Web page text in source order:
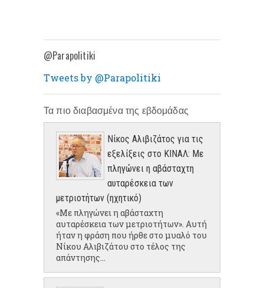
@Parapolitiki
Tweets by @Parapolitiki
Τα πιο διαβασμένα της εβδομάδας
Νίκος Αλιβιζάτος για τις
εξελίξεις στο ΚΙΝΑΛ: Με
πληγώνει η αβάσταχτη
αυταρέσκεια των
μετριοτήτων (ηχητικό)
«Με πληγώνει η αβάσταχτη
αυταρέσκεια των μετριοτήτων». Αυτή
ήταν η φράση που ήρθε στο μυαλό του
Νίκου Αλιβιζάτου στο τέλος της
απάντησης...